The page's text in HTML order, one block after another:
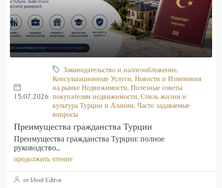
15.07.2026
Законодательство и налогообложение,
Консультационные Услуги, Новости и Изменения
на рынке Недвижимости, Полезные советы
покупателям недвижимости, Стиль жизни и
культура Турции и Алании, Часто задаваемые
вопросы
Преимущества гражданства Турции
Преимущества гражданства Турции: полное
руководство...
продолжить чтение
от Ideal Editor